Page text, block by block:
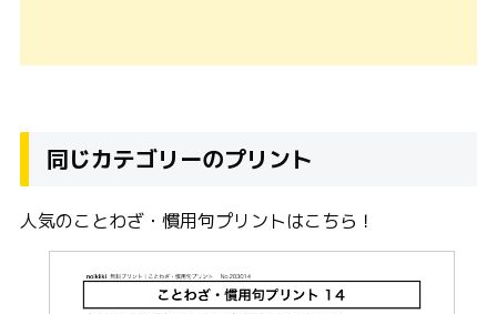
同じカテゴリーのプリント
人気のことわざ・慣用句プリントはこちら！